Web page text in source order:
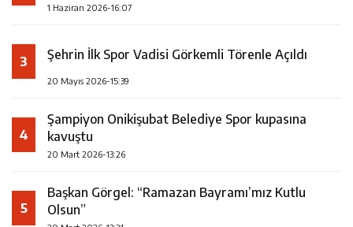
1 Haziran 2026-16:07
3 Şehrin İlk Spor Vadisi Görkemli Törenle Açıldı
20 Mayıs 2026-15:39
4
Şampiyon Onikişubat Belediye Spor kupasına
kavuştu
20 Mart 2026-13:26
5
Başkan Görgel: “Ramazan Bayramı’mız Kutlu
Olsun”